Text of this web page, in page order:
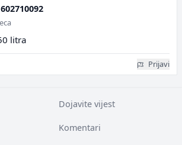
litra
Prijavi
Dojavite vijest
Komentari